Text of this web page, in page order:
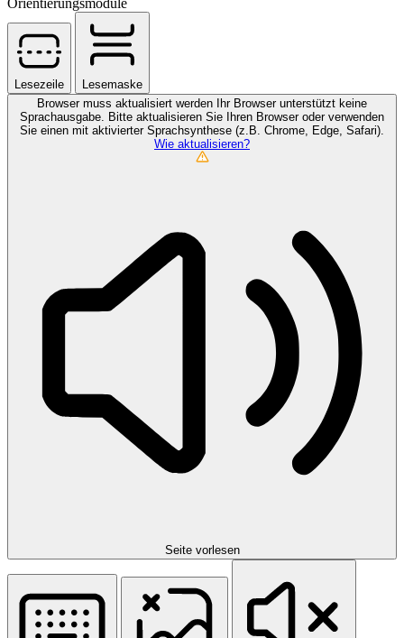
Orientierungsmodule
Lesezeile
Lesemaske
Browser muss aktualisiert werden
Ihr Browser unterstützt keine
Sprachausgabe. Bitte aktualisieren Sie Ihren Browser oder verwenden
Sie einen mit aktivierter Sprachsynthese (z.B. Chrome, Edge, Safari).
Wie aktualisieren?
Seite vorlesen